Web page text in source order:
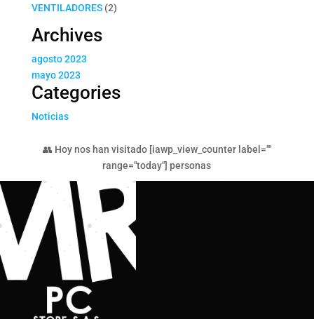
producto
VENTILADORES 22
Archives
agosto 2023
mayo 2023
Categories
Noticias
👥 Hoy nos han visitado [iawp_view_counter label=""
range="today"] personas